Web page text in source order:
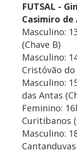
FUTSAL -
Casimiro de
Masculino:
(Chave B)
Masculino:
Cristóvão do
Masculino:
das Antas
Feminino:
Curitibanos
Masculino: